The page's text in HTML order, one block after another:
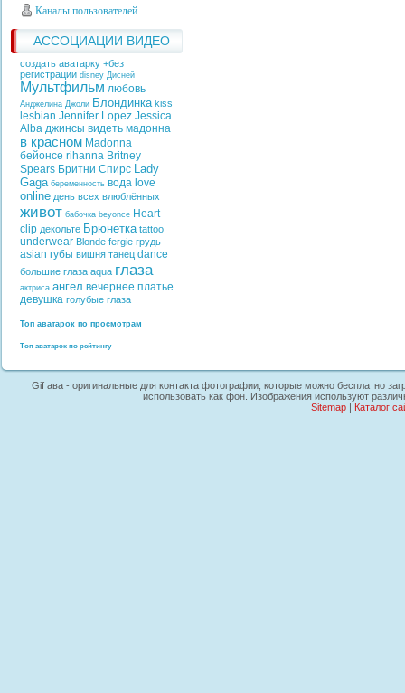
Каналы пользователей
АССОЦИАЦИИ ВИДЕО
создать аватарку +без
регистрации disney Дисней
Мультфильм любовь
Анджелина Джоли Блондинка kiss
lesbian Jennifer Lopez Jessica
Alba джинсы видеть мадонна
в красном Madonna
бейонсе rihanna Britney
Spears Бритни Спирс Lady
Gaga беременность вода love
online день всех влюблённых
живот бабочка beyonce Heart
clip декольте Брюнетка tattoo
underwear Blonde fergie грудь
asian губы вишня танец dance
большие глаза aqua глаза
актриса ангел вечернее платье
девушка голубые глаза
Топ аватарок по просмотрам
Топ аватарок по рейтингу
Gif ава - оригинальные для контакта фотографии, которые можно бесплатно
использовать как фон. Изображения используют
Sitemap| Каталог